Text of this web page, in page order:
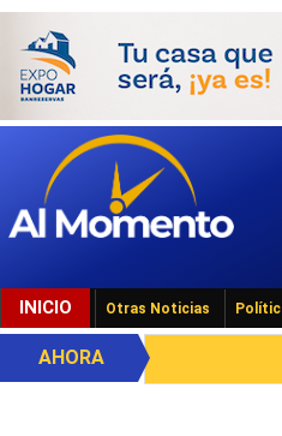
INICIO Otras Noticias
AHORA